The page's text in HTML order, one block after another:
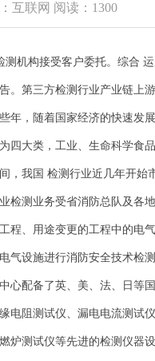
互联网 阅读：1300
测机构接受客户委托。综合
。第三方检测行业产业链上
年，随着国家经济的快速发
四大类，工业、生命科学食
，我国 检测行业近几年开始
检测业务受省消防总队及各
程、用途变更的工程中的电
气设施进行消防安全技术检
心配备了英、美、法、日等
电阻测试仪、漏电电流测试
炉测试仪等先进的检测仪器设